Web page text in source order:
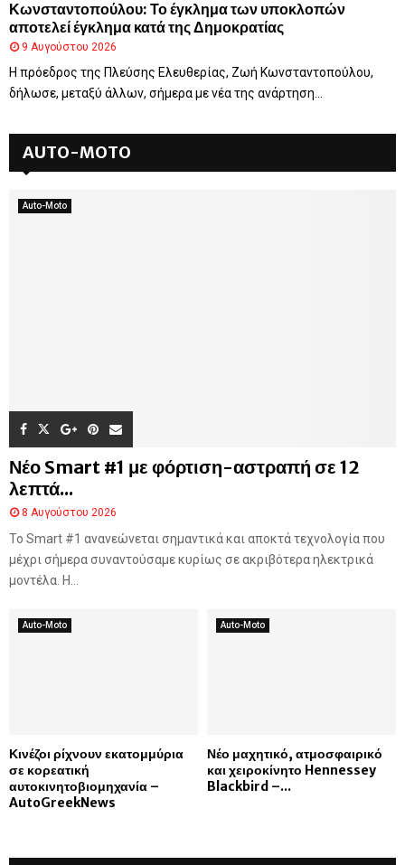
Κωνσταντοπούλου: Το έγκλημα των υποκλοπών
αποτελεί έγκλημα κατά της Δημοκρατίας
9 Αυγούστου 2026
Η πρόεδρος της Πλεύσης Ελευθερίας, Ζωή Κωνσταντοπούλου,
δήλωσε, μεταξύ άλλων, σήμερα με νέα της ανάρτηση...
AUTO-MOTO
Auto-Moto
Νέο Smart #1 με φόρτιση-αστραπή σε 12
λεπτά...
8 Αυγούστου 2026
Το Smart #1 ανανεώνεται σημαντικά και αποκτά τεχνολογία που
μέχρι σήμερα συναντούσαμε κυρίως σε ακριβότερα ηλεκτρικά
μοντέλα. Η...
Auto-Moto
Κινέζοι ρίχνουν εκατομμύρια
σε κορεατική
αυτοκινητοβιομηχανία –
AutoGreekNews
Auto-Moto
Νέο μαχητικό, ατμοσφαιρικό
και χειροκίνητο Hennessey
Blackbird –...